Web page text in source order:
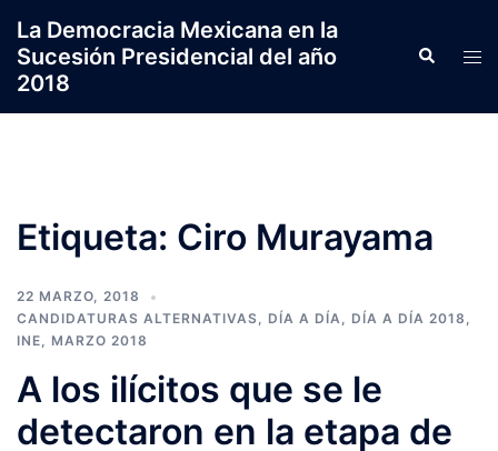
contenido
La Democracia Mexicana en la
Sucesión Presidencial del año
2018
Search
Etiqueta: Ciro Murayama
22 MARZO, 2018
CANDIDATURAS ALTERNATIVAS, DÍA A DÍA, DÍA A DÍA 2018 ,
INE, MARZO 2018
A los ilícitos que se le
detectaron en la etapa de